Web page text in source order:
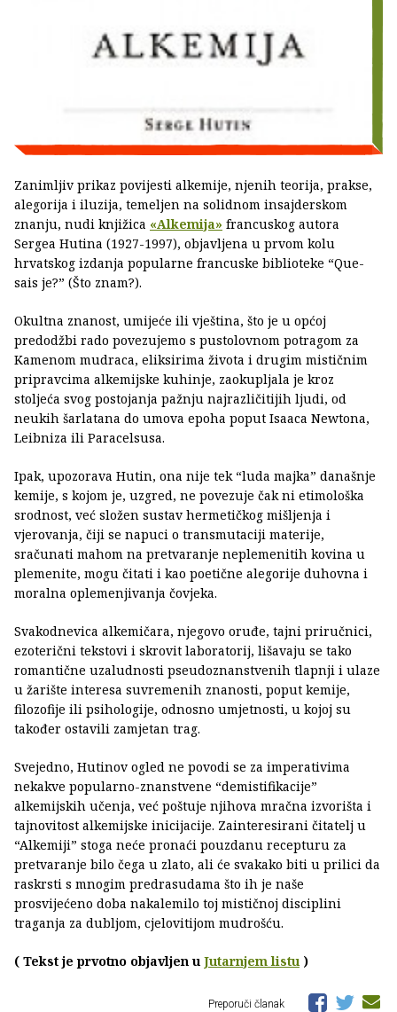
Zanimljiv prikaz povijesti alkemije, njenih teorija, prakse,
alegorija i iluzija, temeljen na solidnom insajderskom
znanju, nudi knjižica «Alkemija» francuskog autora
Sergea Hutina (1927-1997), objavljena u prvom kolu
hrvatskog izdanja popularne francuske biblioteke “Que-
sais je?” (Što znam?).
Okultna znanost, umijeće ili vještina, što je u općoj
predodžbi rado povezujemo s pustolovnom potragom za
Kamenom mudraca, eliksirima života i drugim mističnim
pripravcima alkemijske kuhinje, zaokupljala je kroz
stoljeća svog postojanja pažnju najrazličitijih ljudi, od
neukih šarlatana do umova epoha poput Isaaca Newtona,
Leibniza ili Paracelsusa.
Ipak, upozorava Hutin, ona nije tek “luda majka” današnje
kemije, s kojom je, uzgred, ne povezuje čak ni etimološka
srodnost, već složen sustav hermetičkog mišljenja i
vjerovanja, čiji se napuci o transmutaciji materije,
sračunati mahom na pretvaranje neplemenitih kovina u
plemenite, mogu čitati i kao poetične alegorije duhovna i
moralna oplemenjivanja čovjeka.
Svakodnevica alkemičara, njegovo oruđe, tajni priručnici,
ezoterični tekstovi i skrovit laboratorij, lišavaju se tako
romantične uzaludnosti pseudoznanstvenih tlapnji i ulaze
u žarište interesa suvremenih znanosti, poput kemije,
filozofije ili psihologije, odnosno umjetnosti, u kojoj su
također ostavili zamjetan trag.
Svejedno, Hutinov ogled ne povodi se za imperativima
nekakve popularno-znanstvene “demistifikacije”
alkemijskih učenja, već poštuje njihova mračna izvorišta i
tajnovitost alkemijske inicijacije. Zainteresirani čitatelj u
“Alkemiji” stoga neće pronaći pouzdanu recepturu za
pretvaranje bilo čega u zlato, ali će svakako biti u prilici da
raskrsti s mnogim predrasudama što ih je naše
prosvijećeno doba nakalemilo toj mističnoj disciplini
traganja za dubljom, cjelovitijom mudrošću.
( Tekst je prvotno objavljen u Jutarnjem listu )
Preporuči članak